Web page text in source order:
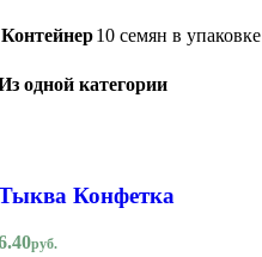
Контейнер10 семян в упаковке
одной категории
Конфетка
руб.